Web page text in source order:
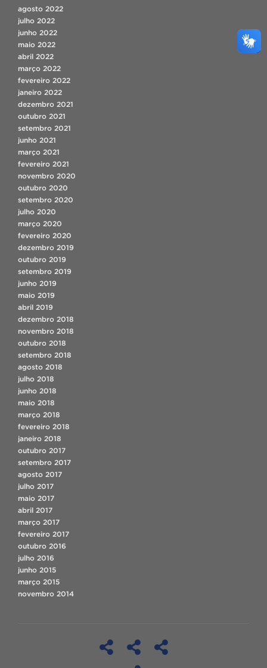
agosto 2022
julho 2022
junho 2022
maio 2022
abril 2022
março 2022
fevereiro 2022
janeiro 2022
dezembro 2021
outubro 2021
setembro 2021
junho 2021
março 2021
fevereiro 2021
novembro 2020
outubro 2020
setembro 2020
julho 2020
março 2020
fevereiro 2020
dezembro 2019
outubro 2019
setembro 2019
junho 2019
maio 2019
abril 2019
dezembro 2018
novembro 2018
outubro 2018
setembro 2018
agosto 2018
julho 2018
junho 2018
maio 2018
março 2018
fevereiro 2018
janeiro 2018
outubro 2017
setembro 2017
agosto 2017
julho 2017
maio 2017
abril 2017
março 2017
fevereiro 2017
outubro 2016
julho 2016
junho 2015
março 2015
novembro 2014